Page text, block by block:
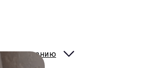
по умолчанию